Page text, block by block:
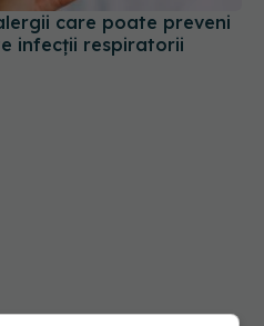
care poate preveni
infecții respiratorii